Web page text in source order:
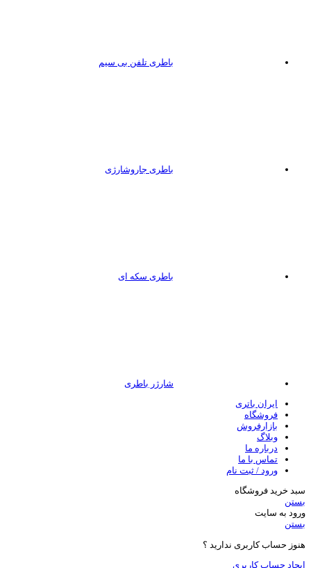
باطری تلفن بی سیم
باطری جاروشارژی
باطری سکه ای
شارژر باطری
ایران باتری
فروشگاه
بازارفروش
وبلاگ
درباره ما
تماس با ما
ورود / ثبت نام
سبد خرید فروشگاه
بستن
ورود به سایت
بستن
هنوز حساب کاربری ندارید ؟
ایجاد حساب کاربری